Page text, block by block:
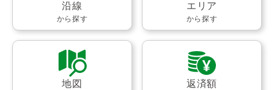
沿線
から探す
エリア
から探す
地図 返済額